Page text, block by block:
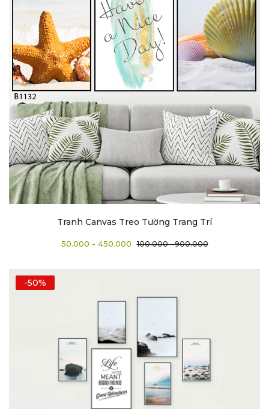
Tranh Canvas Treo Tường Trang Trí
50.000 - 450.000 100.000 - 900.000
-50%